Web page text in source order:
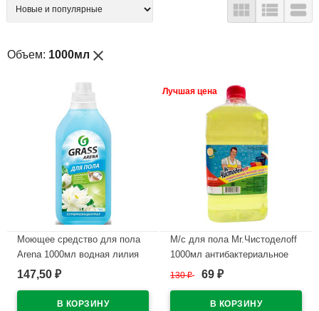
  
Объем: 1000мл close
Моющее средство для пола
Arena 1000мл водная лилия
Grass арт.125184
147,50 ₽
Лучшая цена
М/с для пола Mr.Чистоделоff
1000мл антибактериальное
СВЗХ (Ст.12)
130₽ 69 ₽